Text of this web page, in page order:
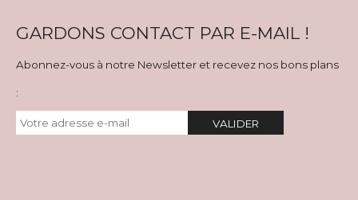
GARDONS CONTACT PAR E-MAIL !
Abonnez-vous à notre Newsletter et recevez nos bons plans
:
VALIDER